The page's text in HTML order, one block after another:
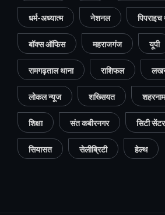
धर्म-अध्यात्म नेशनल पिपराइच
बॉक्स ऑफिस महराजगंज यूपी
रामगढ़ताल थाना राशिफल
लोकल न्यूज शख्सियत
शिक्षा संत कबीरनगर सिटी सेंटर
सियासत सेलीब्रिटी हेल्थ